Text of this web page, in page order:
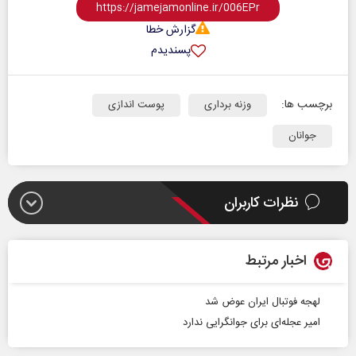
گزارش خطا
پسندیدم
برچسب ها: وزنه برداری
پوست اندازی
جوانان
نظرات کاربران
اخبار مرتبط
لهجه فوتبال ایران عوض شد
امیر عجله‌ای برای جوانگرایی ندارد